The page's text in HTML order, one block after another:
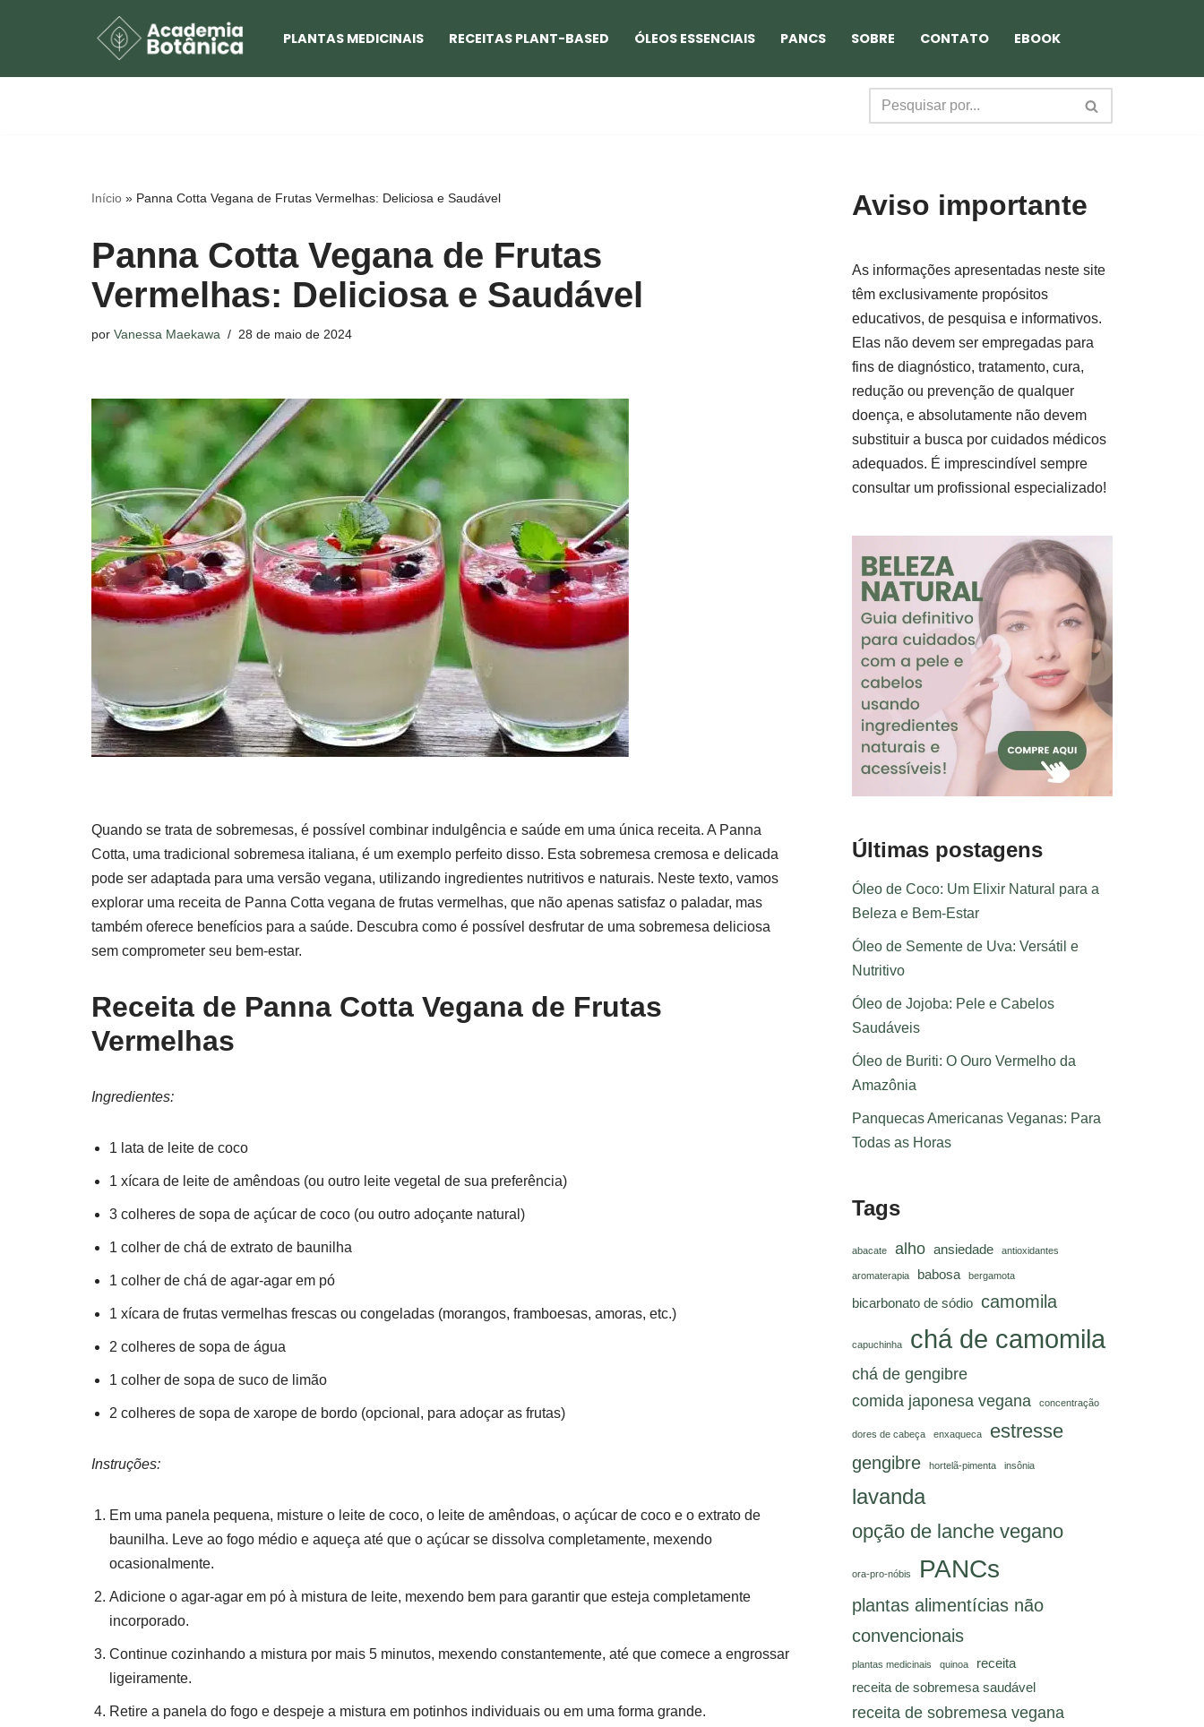
para
PLANTAS MEDICINAIS RECEITAS PLANT-BASED ÓLEOS ESSENCIAIS PANCS SOBRE CONTATO EBOOK
Início » Panna Cotta Vegana de Frutas Vermelhas: Deliciosa e Saudável
Panna Cotta Vegana de Frutas
Vermelhas: Deliciosa e Saudável
por Vanessa Maekawa 28 de maio de 2024
Quando se trata de sobremesas, é possível combinar indulgência e saúde em uma única receita. A Panna
Cotta, uma tradicional sobremesa italiana, é um exemplo perfeito disso. Esta sobremesa cremosa e delicada
pode ser adaptada para uma versão vegana, utilizando ingredientes nutritivos e naturais. Neste texto, vamos
explorar uma receita de Panna Cotta vegana de frutas vermelhas, que não apenas satisfaz o paladar, mas
também oferece benefícios para a saúde. Descubra como é possível desfrutar de uma sobremesa deliciosa
sem comprometer seu bem-estar.
Receita de Panna Cotta Vegana de Frutas
Vermelhas
Ingredientes:
1 lata de leite de coco
1 xícara de leite de amêndoas (ou outro leite vegetal de sua preferência)
3 colheres de sopa de açúcar de coco (ou outro adoçante natural)
1 colher de chá de extrato de baunilha
1 colher de chá de agar-agar em pó
1 xícara de frutas vermelhas frescas ou congeladas (morangos, framboesas, amoras, etc.)
2 colheres de sopa de água
1 colher de sopa de suco de limão
2 colheres de sopa de xarope de bordo (opcional, para adoçar as frutas)
Instruções:
Em uma panela pequena, misture o leite de coco, o leite de amêndoas, o açúcar de coco e o extrato de
baunilha. Leve ao fogo médio e aqueça até que o açúcar se dissolva completamente, mexendo
ocasionalmente.
Adicione o agar-agar em pó à mistura de leite, mexendo bem para garantir que esteja completamente
incorporado.
Continue cozinhando a mistura por mais 5 minutos, mexendo constantemente, até que comece a engrossar
ligeiramente.
Retire a panela do fogo e despeje a mistura em potinhos individuais ou em uma forma grande.
Aviso importante
As informações apresentadas neste site
têm exclusivamente propósitos
educativos, de pesquisa e informativos.
Elas não devem ser empregadas para
fins de diagnóstico, tratamento, cura,
redução ou prevenção de qualquer
doença, e absolutamente não devem
substituir a busca por cuidados médicos
adequados. É imprescindível sempre
consultar um profissional especializado!
Últimas postagens
Óleo de Coco: Um Elixir Natural para a
Beleza e Bem-Estar
Óleo de Semente de Uva: Versátil e
Nutritivo
Óleo de Jojoba: Pele e Cabelos
Saudáveis
Óleo de Buriti: O Ouro Vermelho da
Amazônia
Panquecas Americanas Veganas: Para
Todas as Horas
Tags
abacate alho ansiedade antioxidantes
aromaterapia babosa bergamota
bicarbonato de sódio camomila
capuchinha chá de camomila
chá de gengibre
comida japonesa vegana
concentração
dores de cabeça enxaqueca estresse
gengibre hortelã-pimenta insônia
lavanda
opção de lanche vegano
ora-pro-nóbis PANCs
plantas alimentícias não
convencionais
plantas medicinais quinoa
receita
receita de sobremesa saudável
receita de sobremesa vegana